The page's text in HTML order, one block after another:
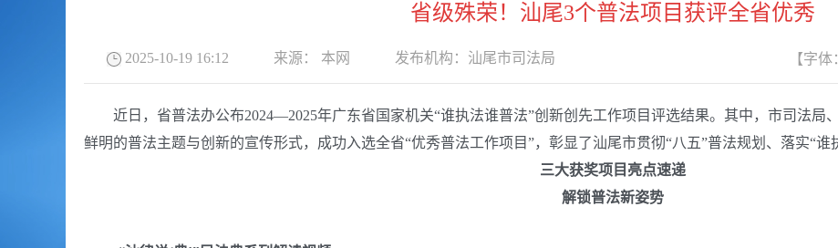
省级殊荣！汕尾3个普法项目获评全省优秀
2025-10-19 16:12 来源： 本网 发布机构： 汕尾市司法局 【字体
近日，省普法办公布2024—2025年广东省国家机关“谁执法谁普法”创新创先工作项目评选结果。其中，市司法局
鲜明的普法主题与创新的宣传形式，成功入选全省“优秀普法工作项目”，彰显了汕尾市贯彻“八五”普法规划、落实“谁
三大获奖项目亮点速递
解锁普法新姿势